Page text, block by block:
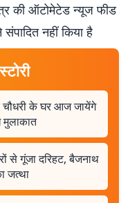
की ऑटोमेटेड न्यूज फीड
नहीं किया है
चौधरी के घर आज जायेंगे
मुलाकात
से गूंजा दरिहट, बैजनाथ
जत्था